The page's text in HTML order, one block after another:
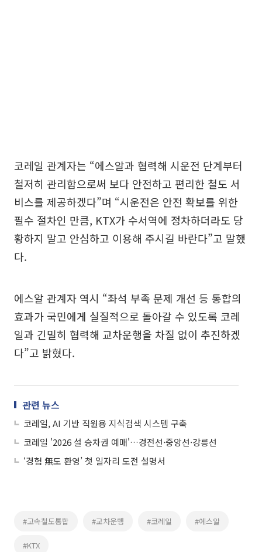
코레일 관계자는 “에스알과 협력해 시운전 단계부터
철저히 관리함으로써 보다 안전하고 편리한 철도 서
비스를 제공하겠다”며 “시운전은 안전 확보를 위한
필수 절차인 만큼, KTX가 수서역에 정차하더라도 당
황하지 말고 안심하고 이용해 주시길 바란다”고 말했
다.
에스알 관계자 역시 “좌석 부족 문제 개선 등 통합의
효과가 국민에게 실질적으로 돌아갈 수 있도록 코레
일과 긴밀히 협력해 교차운행을 차질 없이 추진하겠
다”고 밝혔다.
관련 뉴스
코레일, AI 기반 직원용 지식검색 시스템 구축
코레일 '2026 설 승차권 예매'…경전선·중앙선·강릉선
‘경험 無도 환영’ 첫 일자리 도전 설명서
#고속철도통합 #교차운행 #코레일 #에스알
#KTX